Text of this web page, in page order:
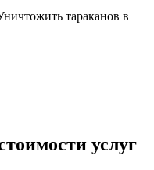
тараканов в
услуг